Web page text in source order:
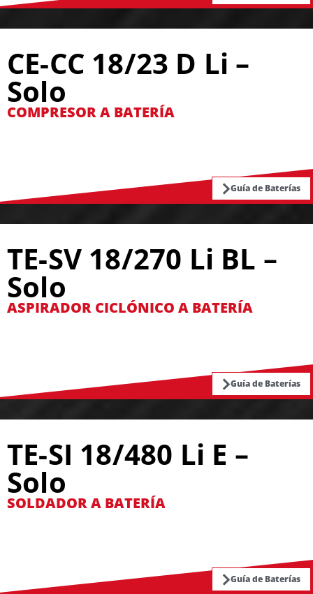
CE-CC 18/23 D Li –
Solo
COMPRESOR A BATERÍA
Guía de Baterías
TE-SV 18/270 Li BL –
Solo
ASPIRADOR CICLÓNICO A BATERÍA
Guía de Baterías
TE-SI 18/480 Li E –
Solo
SOLDADOR A BATERÍA
Guía de Baterías